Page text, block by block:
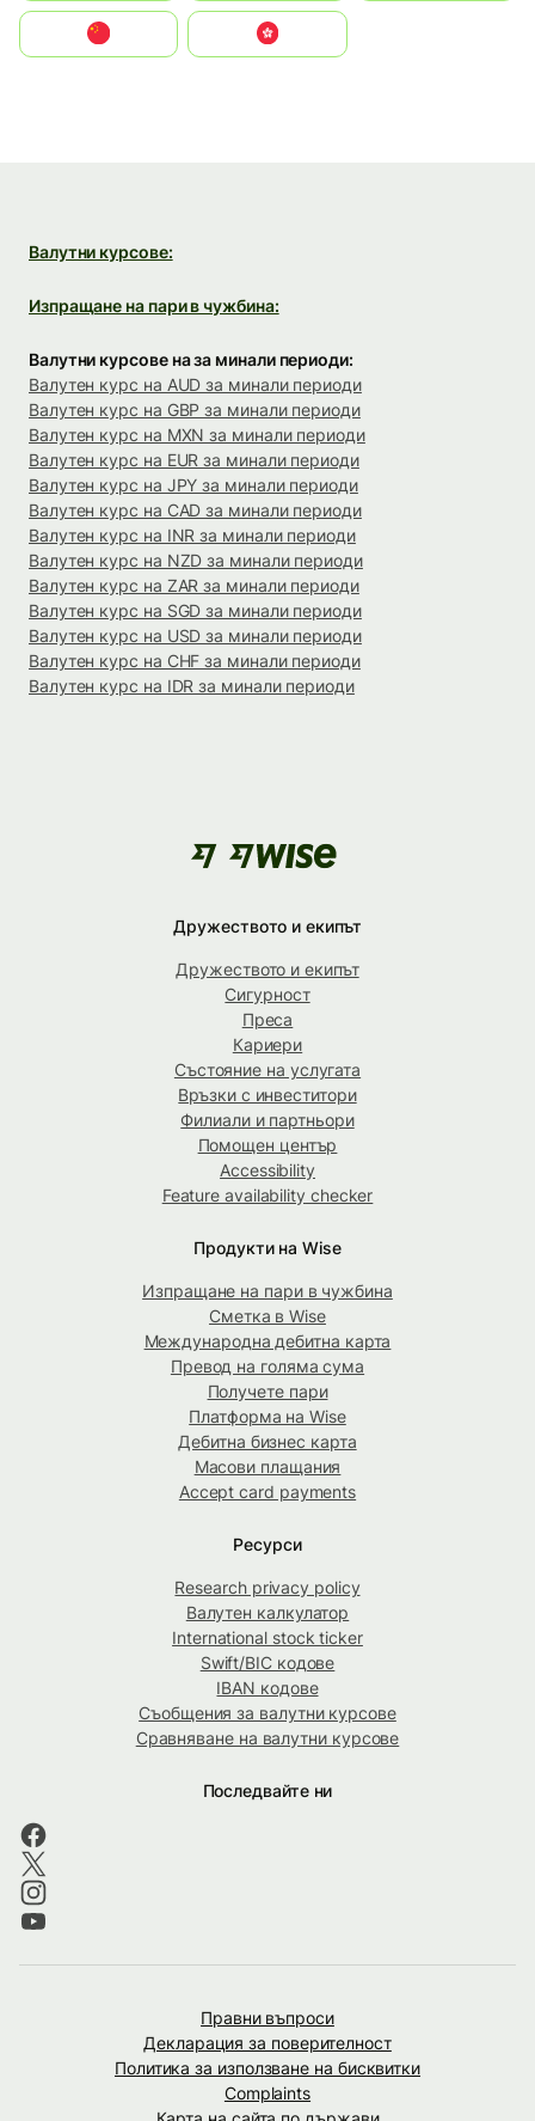
中國香港特別行政區
Валутни курсове:
Изпращане на пари в чужбина:
Валутни курсове на за минали периоди:
Валутен курс на AUD за минали периоди
Валутен курс на GBP за минали периоди
Валутен курс на MXN за минали периоди
Валутен курс на EUR за минали периоди
Валутен курс на JPY за минали периоди
Валутен курс на CAD за минали периоди
Валутен курс на INR за минали периоди
Валутен курс на NZD за минали периоди
Валутен курс на ZAR за минали периоди
Валутен курс на SGD за минали периоди
Валутен курс на USD за минали периоди
Валутен курс на CHF за минали периоди
Валутен курс на IDR за минали периоди
Дружеството и екипът
Дружеството и екипът
Сигурност
Преса
Кариери
Състояние на услугата
Връзки с инвеститори
Филиали и партньори
Помощен център
Accessibility
Feature availability checker
Продукти на Wise
Изпращане на пари в чужбина
Сметка в Wise
Международна дебитна карта
Превод на голяма сума
Получете пари
Платформа на Wise
Дебитна бизнес карта
Масови плащания
Accept card payments
Ресурси
Research privacy policy
Валутен калкулатор
International stock ticker
Swift/BIC кодове
IBAN кодове
Съобщения за валутни курсове
Сравняване на валутни курсове
Последвайте ни
Правни въпроси
Декларация за поверителност
Политика за използване на бисквитки
Complaints